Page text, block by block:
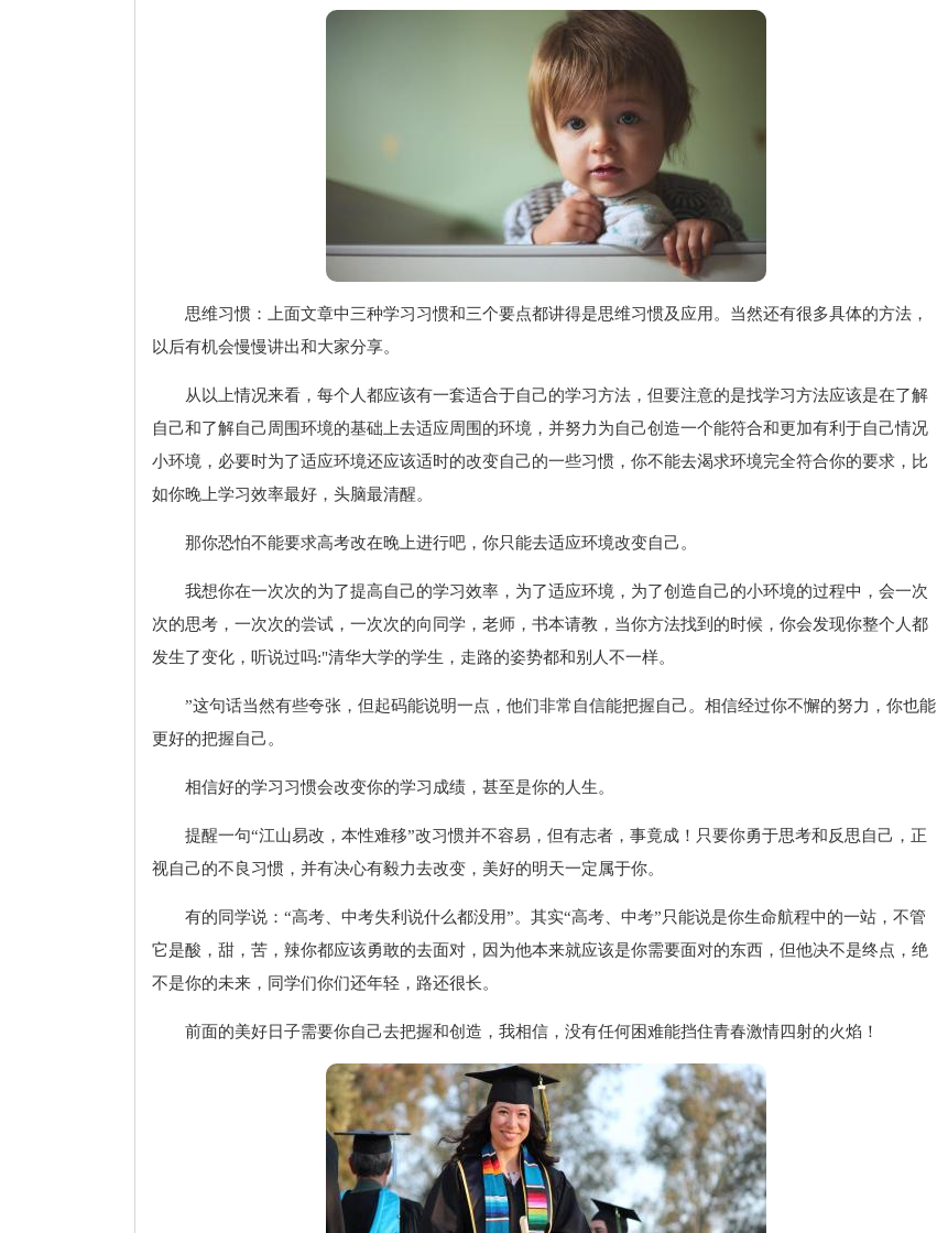
思维习惯：上面文章中三种学习习惯和三个要点都讲得是思维习惯及应用。当然还有很多具体的方法，
以后有机会慢慢讲出和大家分享。
从以上情况来看，每个人都应该有一套适合于自己的学习方法，但要注意的是找学习方法应该是在了解
自己和了解自己周围环境的基础上去适应周围的环境，并努力为自己创造一个能符合和更加有利于自己情况
小环境，必要时为了适应环境还应该适时的改变自己的一些习惯，你不能去渴求环境完全符合你的要求，比
如你晚上学习效率最好，头脑最清醒。
那你恐怕不能要求高考改在晚上进行吧，你只能去适应环境改变自己。
我想你在一次次的为了提高自己的学习效率，为了适应环境，为了创造自己的小环境的过程中，会一次
次的思考，一次次的尝试，一次次的向同学，老师，书本请教，当你方法找到的时候，你会发现你整个人都
发生了变化，听说过吗:"清华大学的学生，走路的姿势都和别人不一样。
”这句话当然有些夸张，但起码能说明一点，他们非常自信能把握自己。相信经过你不懈的努力，你也能
更好的把握自己。
相信好的学习习惯会改变你的学习成绩，甚至是你的人生。
提醒一句“江山易改，本性难移”改习惯并不容易，但有志者，事竟成！只要你勇于思考和反思自己，正
视自己的不良习惯，并有决心有毅力去改变，美好的明天一定属于你。
有的同学说：“高考、中考失利说什么都没用”。其实“高考、中考”只能说是你生命航程中的一站，不管
它是酸，甜，苦，辣你都应该勇敢的去面对，因为他本来就应该是你需要面对的东西，但他决不是终点，绝
不是你的未来，同学们你们还年轻，路还很长。
前面的美好日子需要你自己去把握和创造，我相信，没有任何困难能挡住青春激情四射的火焰！